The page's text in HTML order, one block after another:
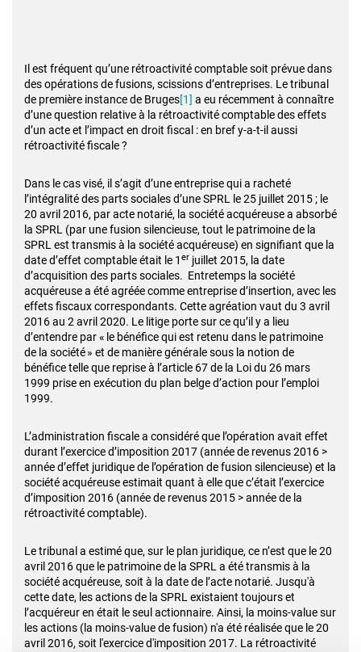
Il est fréquent qu’une rétroactivité comptable soit prévue dans
des opérations de fusions, scissions d’entreprises. Le tribunal
de première instance de Bruges[1] a eu récemment à connaître
d’une question relative à la rétroactivité comptable des effets
d’un acte et l’impact en droit fiscal : en bref y-a-t-il aussi
rétroactivité fiscale ?
Dans le cas visé, il s’agit d’une entreprise qui a racheté
l’intégralité des parts sociales d’une SPRL le 25 juillet 2015 ; le
20 avril 2016, par acte notarié, la société acquéreuse a absorbé
la SPRL (par une fusion silencieuse, tout le patrimoine de la
SPRL est transmis à la société acquéreuse) en signifiant que la
date d’effet comptable était le 1 er juillet 2015, la date
d’acquisition des parts sociales. Entretemps la société
acquéreuse a été agréée comme entreprise d’insertion, avec les
effets fiscaux correspondants. Cette agréation vaut du 3 avril
2016 au 2 avril 2020. Le litige porte sur ce qu’il y a lieu
d’entendre par « le bénéfice qui est retenu dans le patrimoine
de la société » et de manière générale sous la notion de
bénéfice telle que reprise à l’article 67 de la Loi du 26 mars
1999 prise en exécution du plan belge d’action pour l’emploi
1999.
L’administration fiscale a considéré que l’opération avait effet
durant l’exercice d’imposition 2017 (année de revenus 2016 >
année d’effet juridique de l’opération de fusion silencieuse) et la
société acquéreuse estimait quant à elle que c’était l’exercice
d’imposition 2016 (année de revenus 2015 > année de la
rétroactivité comptable).
Le tribunal a estimé que, sur le plan juridique, ce n’est que le 20
avril 2016 que le patrimoine de la SPRL a été transmis à la
société acquéreuse, soit à la date de l’acte notarié. Jusqu'à
cette date, les actions de la SPRL existaient toujours et
l’acquéreur en était le seul actionnaire. Ainsi, la moins-value sur
les actions (la moins-value de fusion) n'a été réalisée que le 20
avril 2016, soit l'exercice d'imposition 2017. La rétroactivité